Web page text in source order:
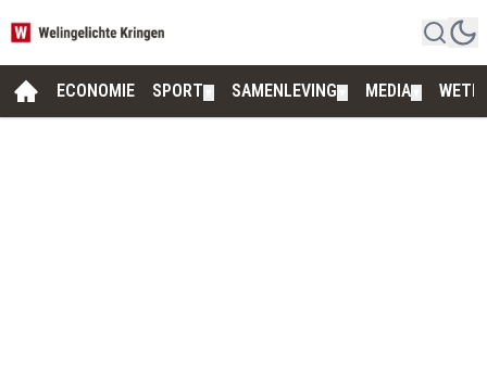
ECONOMIE SPORT SAMENLEVING MEDIA